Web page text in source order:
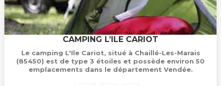
CAMPING L’ILE CARIOT
Le camping L'Ile Cariot, situé à Chaillé-Les-Marais
(85450) est de type 3 étoiles et possède environ 50
emplacements dans le département Vendée.